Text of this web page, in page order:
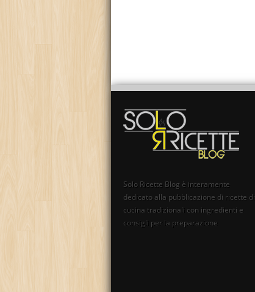
Solo Ricette Blog è interamente
dedicato alla pubblicazione di ricette di
cucina tradizionali con ingredienti e
consigli per la preparazione